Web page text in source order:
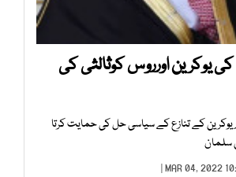
یوکرین اورروس کوثالثی کی
کے تنازع کے سیاسی حل کی حمایت کرتا
سلمان